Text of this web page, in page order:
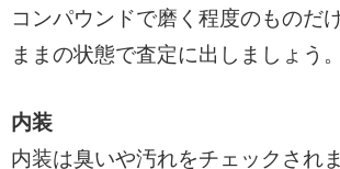
コンパウンドで磨く程度のものだ
ままの状態で査定に出しましょう。
内装
内装は臭いや汚れをチェックされ